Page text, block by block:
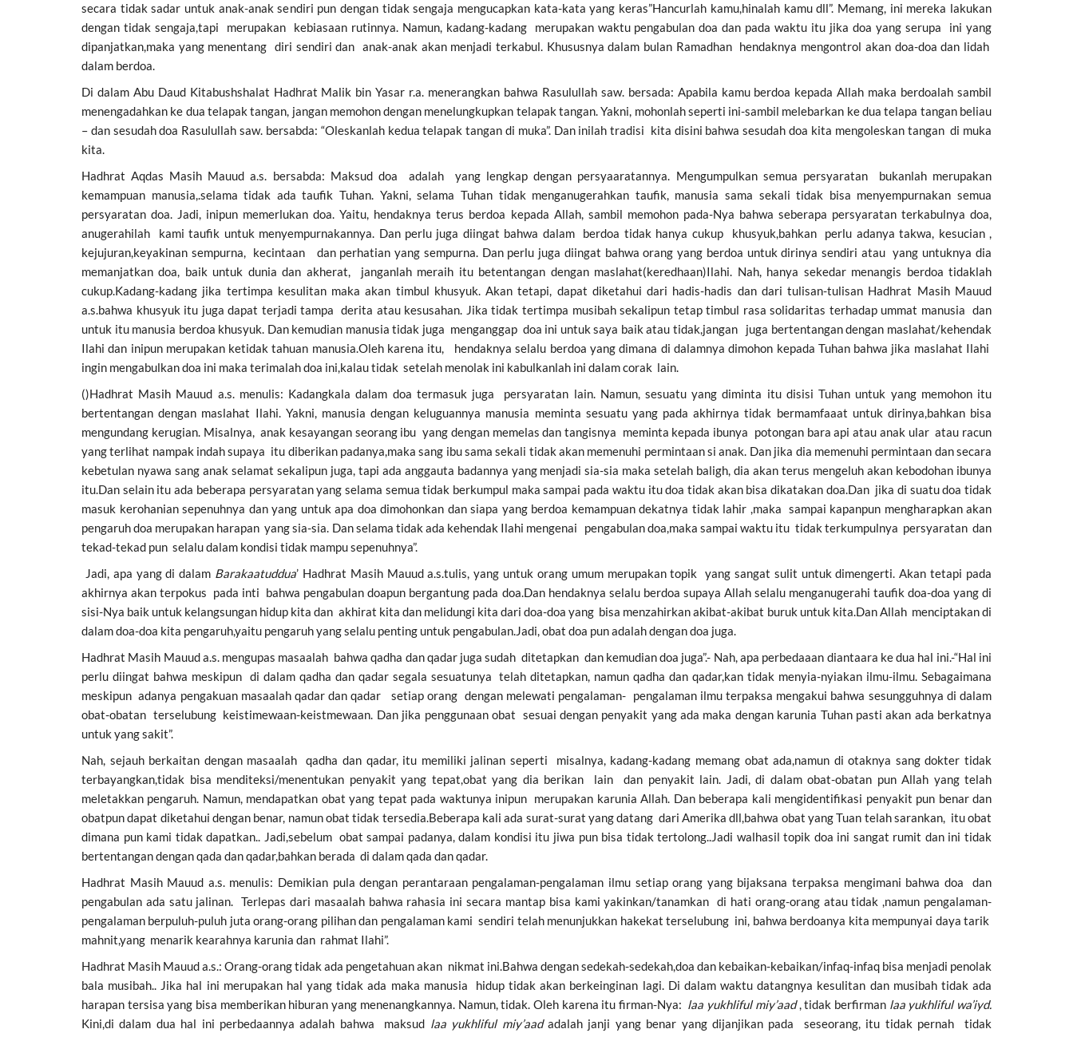
secara tidak sadar untuk anak-anak sendiri pun dengan tidak sengaja mengucapkan kata-kata yang keras”Hancurlah kamu,hinalah kamu dll”. Memang, ini mereka lakukan
dengan tidak sengaja,tapi merupakan kebiasaan rutinnya. Namun, kadang-kadang merupakan waktu pengabulan doa dan pada waktu itu jika doa yang serupa ini yang
dipanjatkan,maka yang menentang diri sendiri dan anak-anak akan menjadi terkabul. Khususnya dalam bulan Ramadhan hendaknya mengontrol akan doa-doa dan lidah
dalam berdoa.
Di dalam Abu Daud Kitabushshalat Hadhrat Malik bin Yasar r.a. menerangkan bahwa Rasulullah saw. bersada: Apabila kamu berdoa kepada Allah maka berdoalah sambil
menengadahkan ke dua telapak tangan, jangan memohon dengan menelungkupkan telapak tangan. Yakni, mohonlah seperti ini-sambil melebarkan ke dua telapa tangan beliau
– dan sesudah doa Rasulullah saw. bersabda: “Oleskanlah kedua telapak tangan di muka”. Dan inilah tradisi kita disini bahwa sesudah doa kita mengoleskan tangan di muka
kita.
Hadhrat Aqdas Masih Mauud a.s. bersabda: Maksud doa adalah yang lengkap dengan persyaaratannya. Mengumpulkan semua persyaratan bukanlah merupakan
kemampuan manusia,.selama tidak ada taufik Tuhan. Yakni, selama Tuhan tidak menganugerahkan taufik, manusia sama sekali tidak bisa menyempurnakan semua
persyaratan doa. Jadi, inipun memerlukan doa. Yaitu, hendaknya terus berdoa kepada Allah, sambil memohon pada-Nya bahwa seberapa persyaratan terkabulnya doa,
anugerahilah kami taufik untuk menyempurnakannya. Dan perlu juga diingat bahwa dalam berdoa tidak hanya cukup khusyuk,bahkan perlu adanya takwa, kesucian ,
kejujuran,keyakinan sempurna, kecintaan dan perhatian yang sempurna. Dan perlu juga diingat bahwa orang yang berdoa untuk dirinya sendiri atau yang untuknya dia
memanjatkan doa, baik untuk dunia dan akherat, janganlah meraih itu betentangan dengan maslahat(keredhaan)Ilahi. Nah, hanya sekedar menangis berdoa tidaklah
cukup.Kadang-kadang jika tertimpa kesulitan maka akan timbul khusyuk. Akan tetapi, dapat diketahui dari hadis-hadis dan dari tulisan-tulisan Hadhrat Masih Mauud
a.s.bahwa khusyuk itu juga dapat terjadi tampa derita atau kesusahan. Jika tidak tertimpa musibah sekalipun tetap timbul rasa solidaritas terhadap ummat manusia dan
untuk itu manusia berdoa khusyuk. Dan kemudian manusia tidak juga menganggap doa ini untuk saya baik atau tidak,jangan juga bertentangan dengan maslahat/kehendak
Ilahi dan inipun merupakan ketidak tahuan manusia.Oleh karena itu, hendaknya selalu berdoa yang dimana di dalamnya dimohon kepada Tuhan bahwa jika maslahat Ilahi
ingin mengabulkan doa ini maka terimalah doa ini,kalau tidak setelah menolak ini kabulkanlah ini dalam corak lain.
()Hadhrat Masih Mauud a.s. menulis: Kadangkala dalam doa termasuk juga persyaratan lain. Namun, sesuatu yang diminta itu disisi Tuhan untuk yang memohon itu
bertentangan dengan maslahat Ilahi. Yakni, manusia dengan keluguannya manusia meminta sesuatu yang pada akhirnya tidak bermamfaaat untuk dirinya,bahkan bisa
mengundang kerugian. Misalnya, anak kesayangan seorang ibu yang dengan memelas dan tangisnya meminta kepada ibunya potongan bara api atau anak ular atau racun
yang terlihat nampak indah supaya itu diberikan padanya,maka sang ibu sama sekali tidak akan memenuhi permintaan si anak. Dan jika dia memenuhi permintaan dan secara
kebetulan nyawa sang anak selamat sekalipun juga, tapi ada anggauta badannya yang menjadi sia-sia maka setelah baligh, dia akan terus mengeluh akan kebodohan ibunya
itu.Dan selain itu ada beberapa persyaratan yang selama semua tidak berkumpul maka sampai pada waktu itu doa tidak akan bisa dikatakan doa.Dan jika di suatu doa tidak
masuk kerohanian sepenuhnya dan yang untuk apa doa dimohonkan dan siapa yang berdoa kemampuan dekatnya tidak lahir ,maka sampai kapanpun mengharapkan akan
pengaruh doa merupakan harapan yang sia-sia. Dan selama tidak ada kehendak Ilahi mengenai pengabulan doa,maka sampai waktu itu tidak terkumpulnya persyaratan dan
tekad-tekad pun selalu dalam kondisi tidak mampu sepenuhnya”.
Jadi, apa yang di dalam Barakaatuddua’ Hadhrat Masih Mauud a.s.tulis, yang untuk orang umum merupakan topik yang sangat sulit untuk dimengerti. Akan tetapi pada
akhirnya akan terpokus pada inti bahwa pengabulan doapun bergantung pada doa.Dan hendaknya selalu berdoa supaya Allah selalu menganugerahi taufik doa-doa yang di
sisi-Nya baik untuk kelangsungan hidup kita dan akhirat kita dan melidungi kita dari doa-doa yang bisa menzahirkan akibat-akibat buruk untuk kita.Dan Allah menciptakan di
dalam doa-doa kita pengaruh,yaitu pengaruh yang selalu penting untuk pengabulan.Jadi, obat doa pun adalah dengan doa juga.
Hadhrat Masih Mauud a.s. mengupas masaalah bahwa qadha dan qadar juga sudah ditetapkan dan kemudian doa juga”.- Nah, apa perbedaaan diantaara ke dua hal ini.-“Hal ini
perlu diingat bahwa meskipun di dalam qadha dan qadar segala sesuatunya telah ditetapkan, namun qadha dan qadar,kan tidak menyia-nyiakan ilmu-ilmu. Sebagaimana
meskipun adanya pengakuan masaalah qadar dan qadar setiap orang dengan melewati pengalaman- pengalaman ilmu terpaksa mengakui bahwa sesungguhnya di dalam
obat-obatan terselubung keistimewaan-keistmewaan. Dan jika penggunaan obat sesuai dengan penyakit yang ada maka dengan karunia Tuhan pasti akan ada berkatnya
untuk yang sakit”.
Nah, sejauh berkaitan dengan masaalah qadha dan qadar, itu memiliki jalinan seperti misalnya, kadang-kadang memang obat ada,namun di otaknya sang dokter tidak
terbayangkan,tidak bisa menditeksi/menentukan penyakit yang tepat,obat yang dia berikan lain dan penyakit lain. Jadi, di dalam obat-obatan pun Allah yang telah
meletakkan pengaruh. Namun, mendapatkan obat yang tepat pada waktunya inipun merupakan karunia Allah. Dan beberapa kali mengidentifikasi penyakit pun benar dan
obatpun dapat diketahui dengan benar, namun obat tidak tersedia.Beberapa kali ada surat-surat yang datang dari Amerika dll,bahwa obat yang Tuan telah sarankan, itu obat
dimana pun kami tidak dapatkan.. Jadi,sebelum obat sampai padanya, dalam kondisi itu jiwa pun bisa tidak tertolong..Jadi walhasil topik doa ini sangat rumit dan ini tidak
bertentangan dengan qada dan qadar,bahkan berada di dalam qada dan qadar.
Hadhrat Masih Mauud a.s. menulis: Demikian pula dengan perantaraan pengalaman-pengalaman ilmu setiap orang yang bijaksana terpaksa mengimani bahwa doa dan
pengabulan ada satu jalinan. Terlepas dari masaalah bahwa rahasia ini secara mantap bisa kami yakinkan/tanamkan di hati orang-orang atau tidak ,namun pengalaman-
pengalaman berpuluh-puluh juta orang-orang pilihan dan pengalaman kami sendiri telah menunjukkan hakekat terselubung ini, bahwa berdoanya kita mempunyai daya tarik
mahnit,yang menarik kearahnya karunia dan rahmat Ilahi”.
Hadhrat Masih Mauud a.s.: Orang-orang tidak ada pengetahuan akan nikmat ini.Bahwa dengan sedekah-sedekah,doa dan kebaikan-kebaikan/infaq-infaq bisa menjadi penolak
bala musibah.. Jika hal ini merupakan hal yang tidak ada maka manusia hidup tidak akan berkeinginan lagi. Di dalam waktu datangnya kesulitan dan musibah tidak ada
harapan tersisa yang bisa memberikan hiburan yang menenangkannya. Namun, tidak. Oleh karena itu firman-Nya: laa yukhliful miy’aad, tidak berfirman laa yukhliful wa’iyd.
Kini,di dalam dua hal ini perbedaannya adalah bahwa
maksud laa yukhliful miy’aadadalah janji yang benar yang dijanjikan pada seseorang, itu tidak pernah tidak